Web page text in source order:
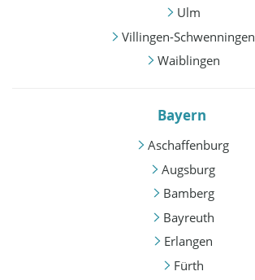
Ulm
Villingen-Schwenningen
Waiblingen
Bayern
Aschaffenburg
Augsburg
Bamberg
Bayreuth
Erlangen
Fürth